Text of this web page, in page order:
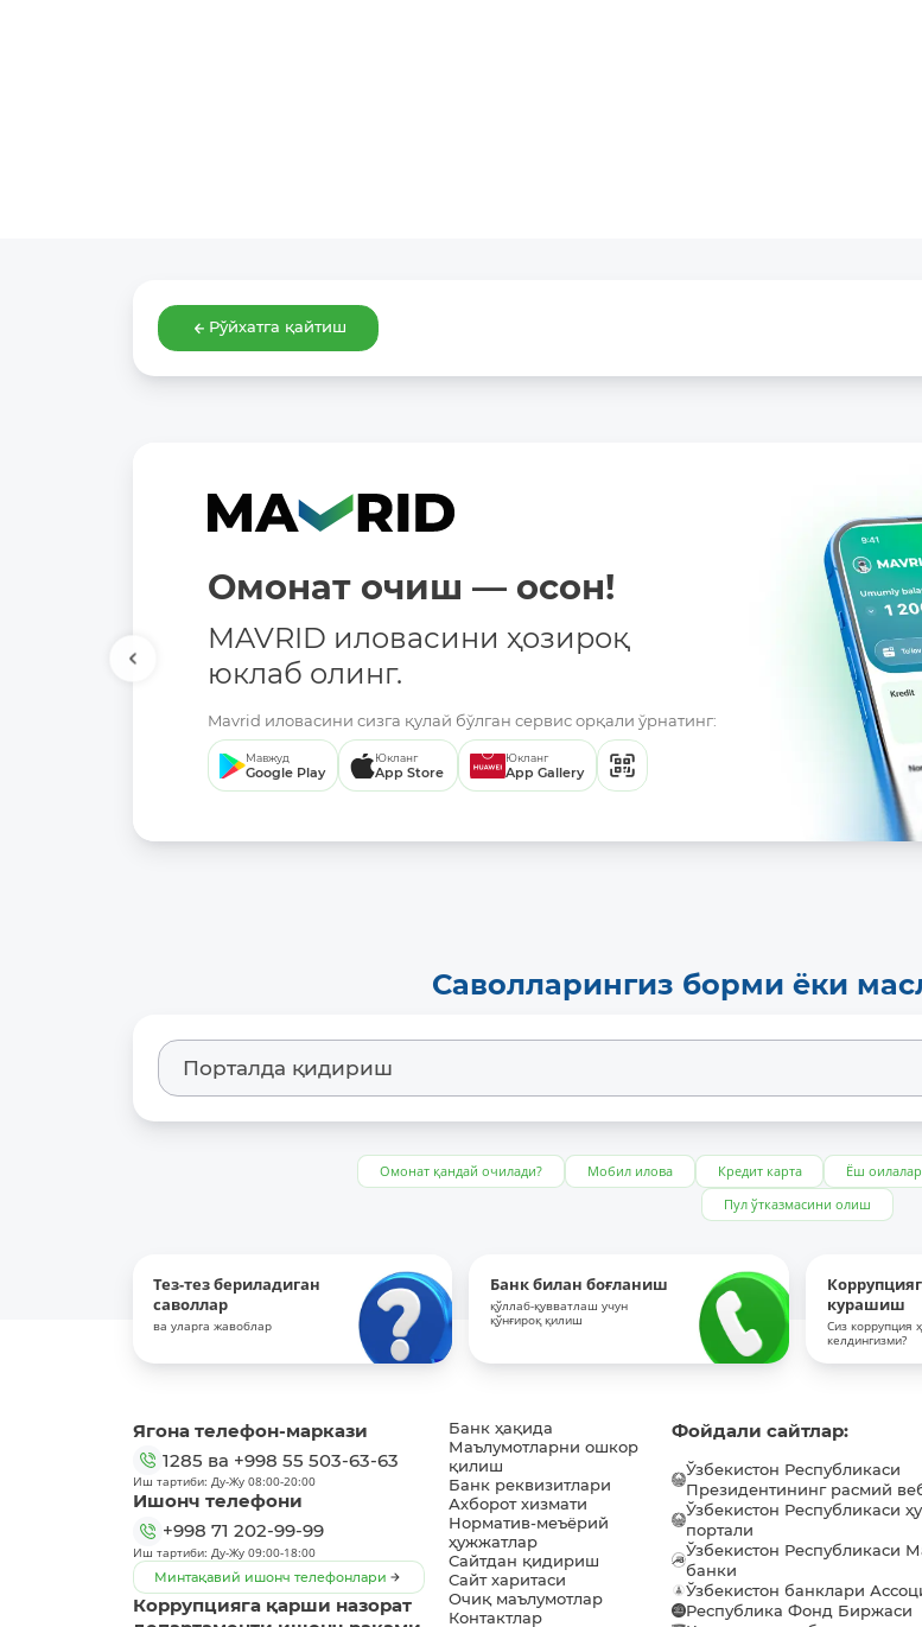
Рўйхатга қайтиш
Омонат очиш — осон!
MAVRID иловасини ҳозироқ
юклаб олинг.
Mavrid иловасини сизга қулай бўлган сервис орқали ўрнатинг:
Мавжуд
Google Play
Юкланг
App Store
Юкланг
App Gallery
Саволларингиз борми ёки
Омонат қандай очилади? Мобил илова Кредит карта Ёш
Пул ўтказмасини олиш
Тез-тез бериладиган
саволлар
ва уларга жавоблар
Банк билан боғланиш
қўллаб-қувватлаш учун
қўнғироқ қилиш
курашиш
Сиз коррупция
келдингизми?
Ягона телефон-маркази
1285 ва +998 55 503-63-63
Иш тартиби: Ду-Жу 08:00-20:00
Ишонч телефони
+998 71 202-99-99
Иш тартиби: Ду-Жу 09:00-18:00
Минтақавий ишонч телефонлари
Коррупцияга қарши назорат
Банк ҳақида
Маълумотларни ошкор
қилиш
Банк реквизитлари
Ахборот хизмати
Норматив-меъёрий
ҳужжатлар
Сайтдан қидириш
Сайт харитаси
Очиқ маълумотлар
Контактлар
Фойдали сайтлар:
Ўзбекистон Республикаси
Президентининг расмий
Ўзбекистон Республикаси
портали
Ўзбекистон Республикаси
банки
Ўзбекистон банклари
Республика Фонд Биржаси